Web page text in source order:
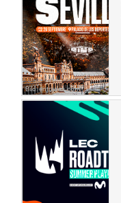
Bild: entradas.com